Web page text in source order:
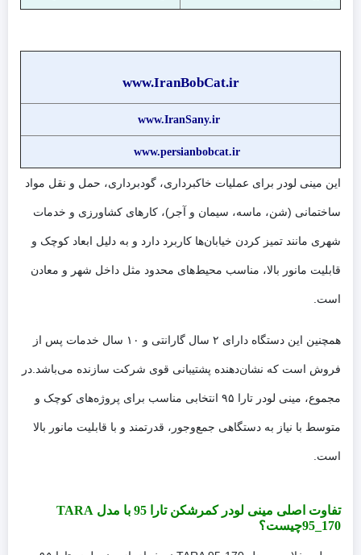
www.IranBobCat.ir
www.persianbobcat.ir
این مینی لودر برای عملیات خاکبرداری، گودبرداری، حمل و نقل مواد
ساختمانی (شن، ماسه، سیمان و آجر)، کارهای کشاورزی و خدمات
شهری مانند تمیز کردن خیابان‌ها کاربرد دارد و به دلیل ابعاد کوچک و
قابلیت مانور بالا، مناسب محیط‌های محدود مثل داخل شهر و معادن
است.
همچنین این دستگاه دارای ۲ سال گارانتی و ۱۰ سال خدمات پس از
فروش است که نشان‌دهنده پشتیبانی قوی شرکت سازنده می‌باشد.در
مجموع، مینی لودر تارا ۹۵ انتخابی مناسب برای پروژه‌های کوچک و
متوسط با نیاز به دستگاهی جمع‌وجور، قدرتمند و با قابلیت مانور بالا
است.
تفاوت اصلی مینی لودر کمرشکن تارا 95 با مدل TARA
95_170چیست؟